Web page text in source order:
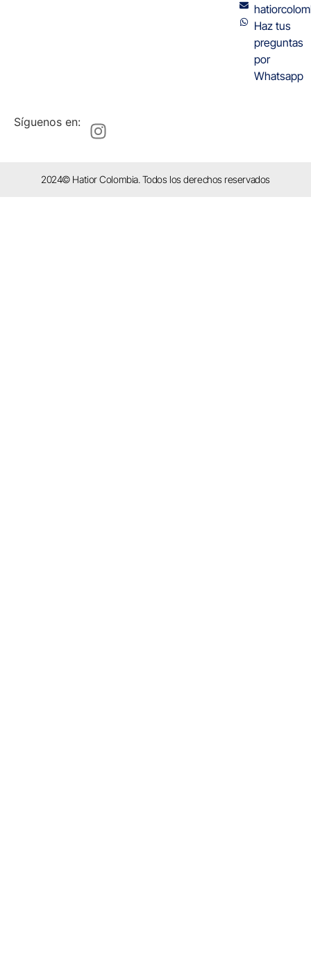
Haz tus
preguntas
por
Whatsapp
Síguenos en:
2024© Hatior Colombia. Todos los derechos reservados